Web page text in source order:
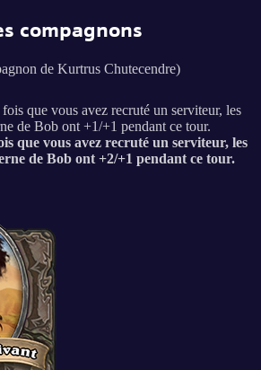
compagnons
de Kurtrus Chutecendre)
que vous avez recruté un serviteur, les
de Bob ont +1/+1 pendant ce tour.
que vous avez recruté un serviteur, les
de Bob ont +2/+1 pendant ce tour.